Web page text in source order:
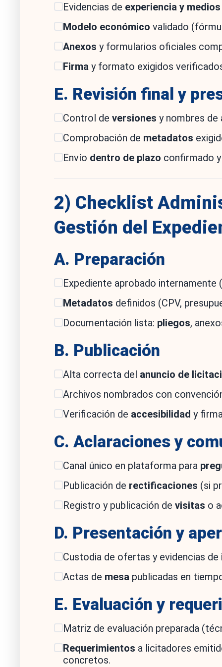
Evidencias de experiencia y medios
Modelo económico validado
Anexos y formularios oficiales
Firma y formato exigidos
E. Revisión final y
Control de versiones y nombres de
Comprobación de metadatos
Envío dentro de plazo confirmado
2) Checklist
Gestión del
A. Preparación
Expediente aprobado
Metadatos definidos (CPV,
Documentación lista: pliegos,
B. Publicación
Alta correcta del anuncio de
Archivos nombrados con
Verificación de accesibilidad y
C. Aclaraciones y
Canal único en plataforma para
Publicación de rectificaciones (si
Registro y publicación de visitas o
D. Presentación y
Custodia de ofertas y evidencias de
Actas de mesa publicadas en
E. Evaluación y
Matriz de evaluación preparada
Requerimientos a licitadores
concretos.